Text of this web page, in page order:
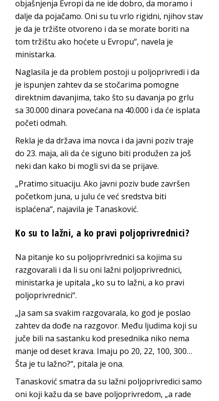
objašnjenja Evropi da ne ide dobro, da moramo i
dalje da pojačamo. Oni su tu vrlo rigidni, njihov stav
je da je tržište otvoreno i da se morate boriti na
tom tržištu ako hoćete u Evropu“, navela je
ministarka.
Naglasila je da problem postoji u poljoprivredi i da
je ispunjen zahtev da se stočarima pomogne
direktnim davanjima, tako što su davanja po grlu
sa 30.000 dinara povećana na 40.000 i da će isplata
početi odmah.
Rekla je da država ima novca i da javni poziv traje
do 23. maja, ali da će siguno biti produžen za još
neki dan kako bi mogli svi da se prijave.
„Pratimo situaciju. Ako javni poziv bude završen
početkom juna, u julu će već sredstva biti
isplaćena“, najavila je Tanasković.
Ko su to lažni, a ko pravi poljoprivrednici?
Na pitanje ko su poljoprivrednici sa kojima su
razgovarali i da li su oni lažni poljoprivrednici,
ministarka je upitala „ko su to lažni, a ko pravi
poljoprivrednici“.
„Ja sam sa svakim razgovarala, ko god je poslao
zahtev da dođe na razgovor. Među ljudima koji su
juče bili na sastanku kod presednika niko nema
manje od deset krava. Imaju po 20, 22, 100, 300…
Šta je tu lažno?“, pitala je ona.
Tanasković smatra da su lažni poljoprivredici samo
oni koji kažu da se bave poljoprivredom, „a rade